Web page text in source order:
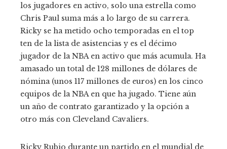
los jugadores en activo, solo una estrella como
Chris Paul suma más a lo largo de su carrera.
Ricky se ha metido ocho temporadas en el top
ten de la lista de asistencias y es el décimo
jugador de la NBA en activo que más acumula. Ha
amasado un total de 128 millones de dólares de
nómina (unos 117 millones de euros) en los cinco
equipos de la NBA en que ha jugado. Tiene aún
un año de contrato garantizado y la opción a
otro más con Cleveland Cavaliers.
Ricky Rubio durante un partido en el mundial de